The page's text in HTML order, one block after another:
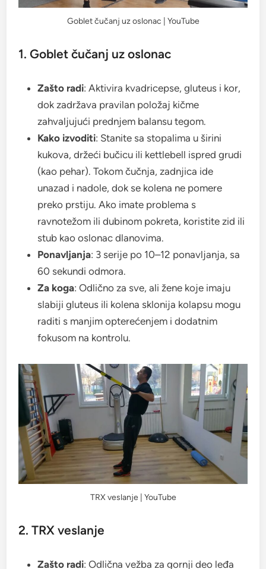
Goblet čučanj uz oslonac | YouTube
1. Goblet čučanj uz oslonac
Zašto radi: Aktivira kvadricepse, gluteus i kor,
dok zadržava pravilan položaj kičme
zahvaljujući prednjem balansu tegom.
Kako izvoditi: Stanite sa stopalima u širini
kukova, držeći bučicu ili kettlebell ispred grudi
(kao pehar). Tokom čučnja, zadnjica ide
unazad i nadole, dok se kolena ne pomere
preko prstiju. Ako imate problema s
ravnotežom ili dubinom pokreta, koristite zid ili
stub kao oslonac dlanovima.
Ponavljanja: 3 serije po 10–12 ponavljanja, sa
60 sekundi odmora.
Za koga: Odlično za sve, ali žene koje imaju
slabiji gluteus ili kolena sklonija kolapsu mogu
raditi s manjim opterećenjem i dodatnim
fokusom na kontrolu.
TRX veslanje | YouTube
2. TRX veslanje
Zašto radi: Odlična vežba za gornji deo leđa